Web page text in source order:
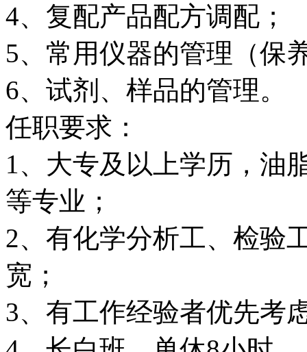
4、复配产品配方调配；
5、常用仪器的管理（保
6、试剂、样品的管理。
任职要求：
1、大专及以上学历，油
等专业；
2、有化学分析工、检验
宽；
3、有工作经验者优先考